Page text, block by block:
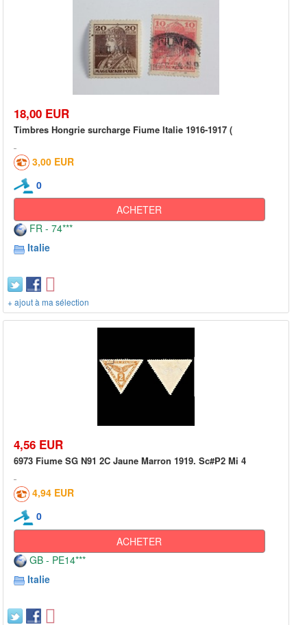
18,00 EUR
Timbres Hongrie surcharge Fiume Italie 1916-1917 (
3,00 EUR
0
ACHETER
FR - 74***
Italie
+ ajout à ma sélection
4,56 EUR
6973 Fiume SG N91 2C Jaune Marron 1919. Sc#P2 Mi 4
4,94 EUR
0
ACHETER
GB - PE14***
Italie